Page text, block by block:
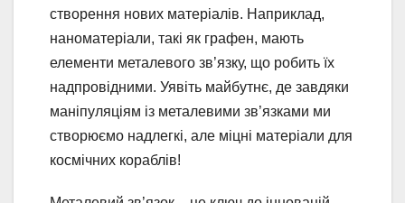
створення нових матеріалів. Наприклад,
наноматеріали, такі як графен, мають
елементи металевого зв’язку, що робить їх
надпровідними. Уявіть майбутнє, де завдяки
маніпуляціям із металевими зв’язками ми
створюємо надлегкі, але міцні матеріали для
космічних кораблів!